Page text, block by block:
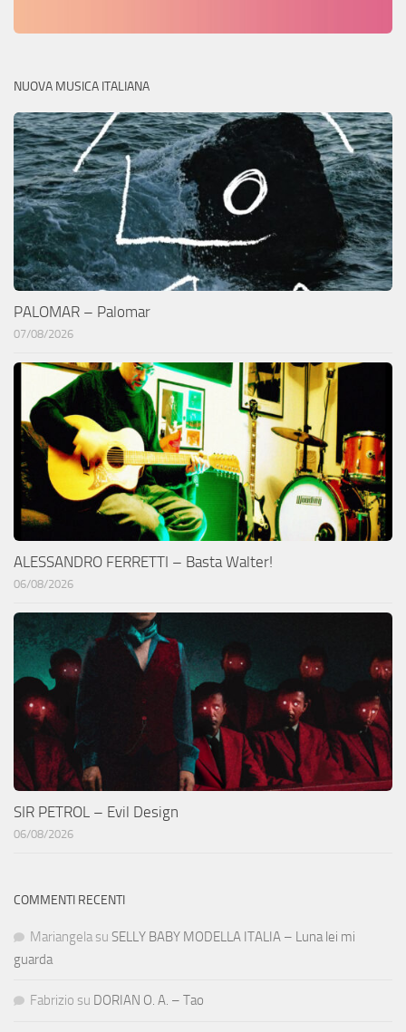
NUOVA MUSICA ITALIANA
PALOMAR – Palomar
07/08/2026
ALESSANDRO FERRETTI – Basta Walter!
06/08/2026
SIR PETROL – Evil Design
06/08/2026
COMMENTI RECENTI
Mariangela su SELLY BABY MODELLA ITALIA – Luna lei mi
guarda
Fabrizio su DORIAN O. A. – Tao